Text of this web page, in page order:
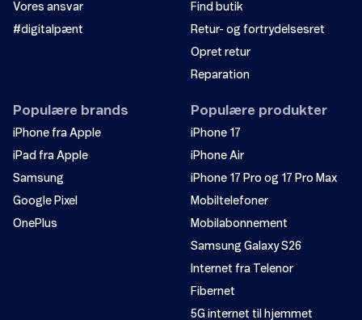
Vores ansvar
#digitalpænt
Find butik
Retur- og fortrydelsesret
Opret retur
Reparation
Populære brands
iPhone fra Apple
iPad fra Apple
Samsung
Google Pixel
OnePlus
Populære produkter
iPhone 17
iPhone Air
iPhone 17 Pro og 17 Pro Max
Mobiltelefoner
Mobilabonnement
Samsung Galaxy S26
Internet fra Telenor
Fibernet
5G internet til hjemmet